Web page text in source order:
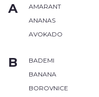
A
AMARANT
ANANAS
AVOKADO
B
BADEMI
BANANA
BOROVNICE